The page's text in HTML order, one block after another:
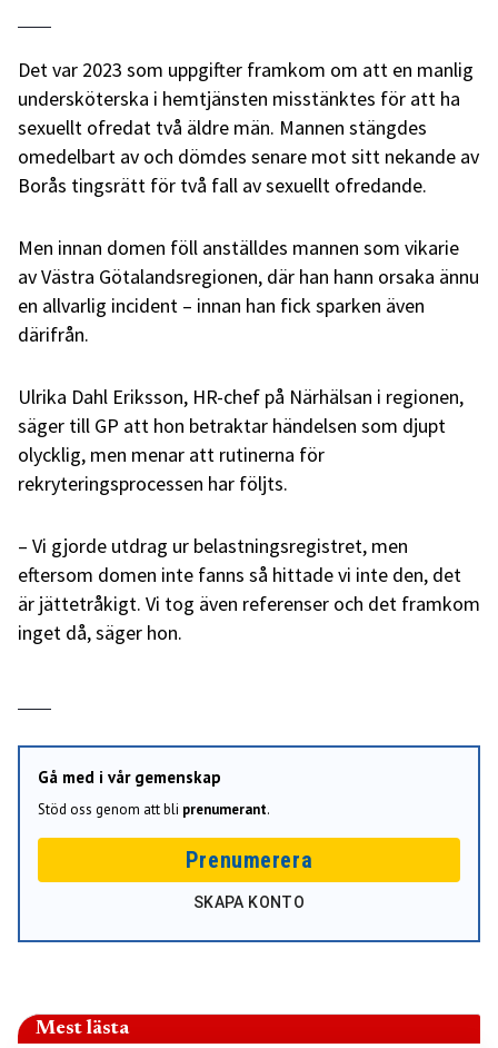
Det var 2023 som uppgifter framkom om att en manlig
undersköterska i hemtjänsten misstänktes för att ha
sexuellt ofredat två äldre män. Mannen stängdes
omedelbart av och dömdes senare mot sitt nekande av
Borås tingsrätt för två fall av sexuellt ofredande.
Men innan domen föll anställdes mannen som vikarie
av Västra Götalandsregionen, där han hann orsaka ännu
en allvarlig incident – innan han fick sparken även
därifrån.
Ulrika Dahl Eriksson, HR-chef på Närhälsan i regionen,
säger till GP att hon betraktar händelsen som djupt
olycklig, men menar att rutinerna för
rekryteringsprocessen har följts.
– Vi gjorde utdrag ur belastningsregistret, men
eftersom domen inte fanns så hittade vi inte den, det
är jättetråkigt. Vi tog även referenser och det framkom
inget då, säger hon.
Gå med i vår gemenskap
Stöd oss genom att bli prenumerant.
Prenumerera
SKAPA KONTO
Mest lästa